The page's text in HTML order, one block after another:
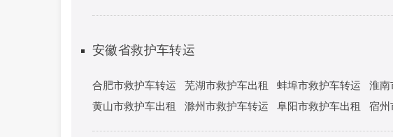
安徽省救护车转运
合肥市救护车转运 芜湖市救护车出租 蚌埠市救护车转运 淮南
黄山市救护车出租
滁州市救护车转运 阜阳市救护车出租 宿州